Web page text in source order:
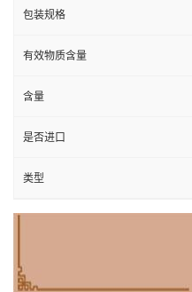
包装规格
有效物质含量
含量
是否进口
类型